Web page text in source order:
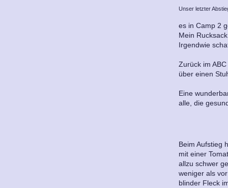
Unser letzter
es in Camp 2
Mein
Irgendwie
Zurück im
über einen
Eine
alle, die
Beim Aufstieg
mit einer
allzu schwer
weniger als
blinder Fleck